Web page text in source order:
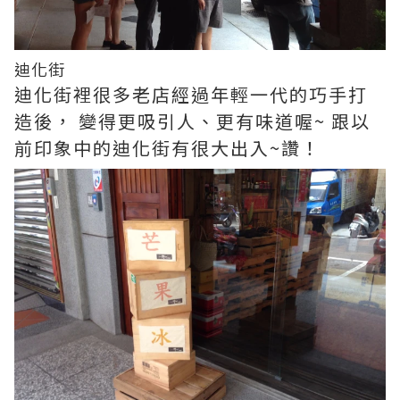
迪化街
迪化街裡很多老店經過年輕一代的巧手打
造後， 變得更吸引人、更有味道喔~ 跟以
前印象中的迪化街有很大出入~讚！